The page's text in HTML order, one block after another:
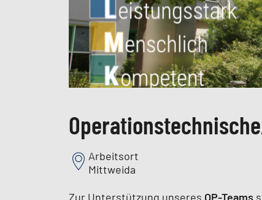
Arbeitsort
Mittweida
Zur Unterstützung unseres OP-Teams